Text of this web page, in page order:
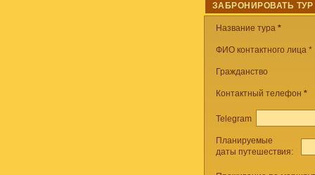
ЗАБРОНИРОВАТЬ ТУР
Название тура *
ФИО контактного лица *
Гражданство
Контактный телефон *
Telegram
Планируемые
даты путешествия: